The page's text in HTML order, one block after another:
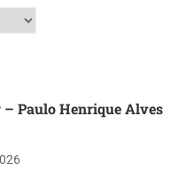
– Paulo Henrique Alves